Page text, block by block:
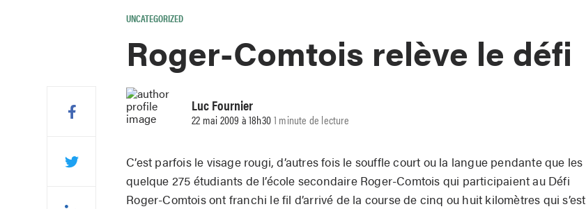
UNCATEGORIZED
Roger-Comtois relève le défi
Luc Fournier
22 mai 2009 à 18h301 minute de lecture
C’est parfois le visage rougi, d’autres fois le souffle court ou la langue pendante que les
quelque 275 étudiants de l’école secondaire Roger-Comtois qui participaient au Défi
Roger-Comtois ont franchi le fil d’arrivé de la course de cinq ou huit kilomètres qui s’est